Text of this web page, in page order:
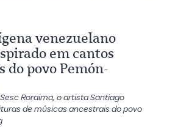
venezuelano
em cantos
do povo Pemón-
Roraima, o artista Santiago
de músicas ancestrais do povo